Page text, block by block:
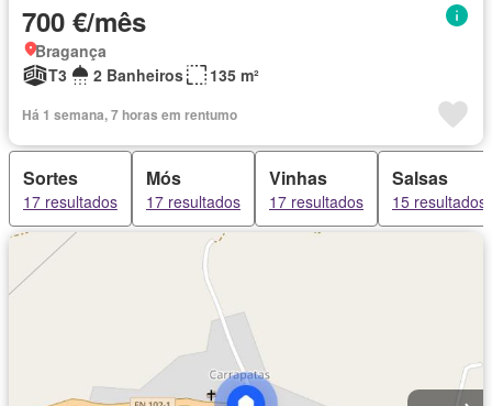
700 €/mês
Bragança
T3
2 Banheiros 135 m²
Há 1 semana, 7 horas em rentumo
Sortes
17 resultados
Mós
17 resultados
Vinhas
17 resultados
Salsas
15 resultados